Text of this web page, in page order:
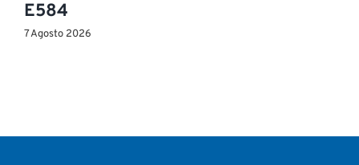
E584
7 Agosto 2026